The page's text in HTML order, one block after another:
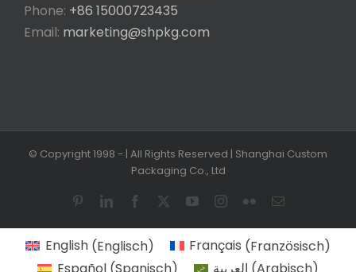
Phone: +86 15000723435
Email: marketing@shpkg.com
© Copyright 1998 - | All Rights Reserved | Shanghai Custom
Packaging Co., Ltd
PinterestLinkedInFacebook YouTubeInstagram
FlickrEmail
English(Englisch) Français (Französisch)
Español(Spanisch) العربية (Arabisch)